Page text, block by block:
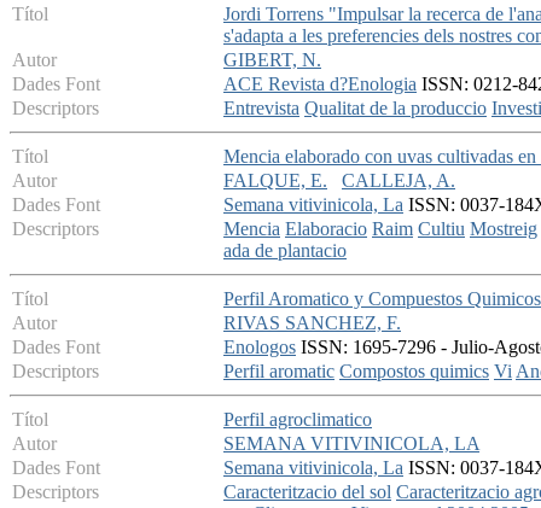
Títol
Jordi Torrens "Impulsar la recerca de
s'adapta a les preferencies dels nostres
Autor
GIBERT, N.
Dades Font
ACE Revista d?Enologia ISSN: 0212-
Descriptors
Entrevista Qualitat de la produccio
Títol
Mencia elaborado con uvas cultivadas
Autor
FALQUE, E.
CALLEJA, A.
Dades Font
Semana vitivinicola, La ISSN: 0037-
Descriptors
Mencia Elaboracio Raim Cultiu Mostreig
ada de plantacio
Títol
Perfil Aromatico y Compuestos
Autor
RIVAS SANCHEZ, F.
Dades Font
Enologos ISSN: 1695-7296 - Julio-
Descriptors
Perfil aromatic Compostos quimics Vi
Títol
Perfil agroclimatico
Autor
SEMANA VITIVINICOLA, LA
Dades Font
Semana vitivinicola, La ISSN: 0037-
Descriptors
Caracteritzacio del sol Caracteritzacio